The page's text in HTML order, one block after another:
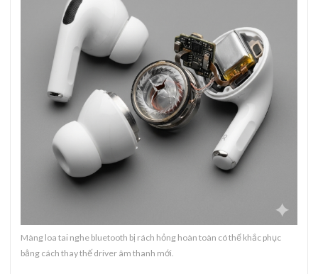
Màng loa tai nghe bluetooth bị rách hỏng hoàn toàn có thể khắc phục
bằng cách thay thế driver âm thanh mới.